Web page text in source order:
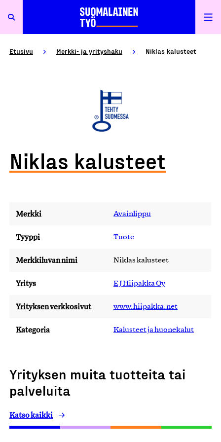
Etusivu Merkki- ja yrityshaku Niklas kalusteet
Niklas kalusteet
Merkki Avainlippu
Tyyppi Tuote
Merkkiluvan nimi Niklas kalusteet
Yritys E J Hiipakka Oy
Yrityksen verkkosivut www.hiipakka.net
Kategoria Kalusteet ja huonekalut
Yrityksen muita tuotteita tai
palveluita
Katso kaikki